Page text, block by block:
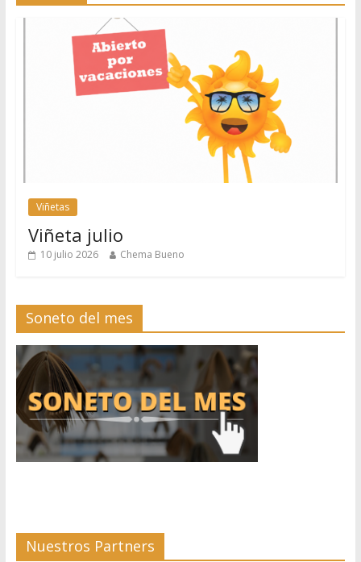
Viñetas
Viñeta julio
10 julio 2026 Chema Bueno
Soneto del mes
Nuestros Partners